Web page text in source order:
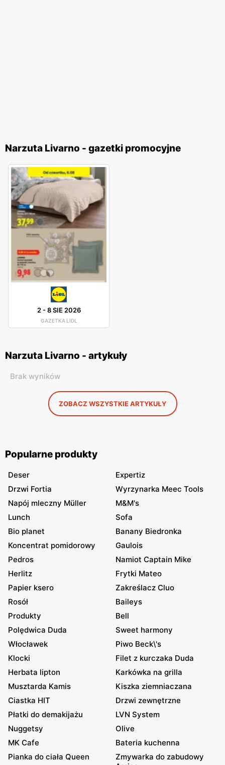
Narzuta Livarno - gazetki promocyjne
2-8 SIE 2026
GAZETKA LIDL
Narzuta Livarno - artykuły
Brak wyników
ZOBACZ WSZYSTKIE ARTYKUŁY
Popularne produkty
Deser
Expertiz
Drzwi Fortia
Wyrzynarka Meec Tools
Napój mleczny Müller
M&M's
Lunch
Sofa
Bio planet
Banany Biedronka
Koncentrat pomidorowy
Gaulois
Pedros
Namiot Captain Mike
Herlitz
Frytki Mateo
Papier ksero
Zakreślacz Cluo
Rosół
Baileys
Produkty
Bell
Polędwica Duda
Sweet harmony
Włocławek
Piwo Beck\'s
Klocki
Filet z kurczaka Duda
Herbata lipton
Karkówka na grilla
Musztarda Kamis
Kiszka ziemniaczana
Ciastka HIT
Drzwi zewnętrzne
Płatki do demakijażu
LVN System
Nuggetsy
Olive
MK Cafe
Bateria kuchenna
Pianka do ciała Queen
Zmywarka do zabudowy